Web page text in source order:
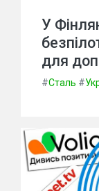
У
для
#Сталь #